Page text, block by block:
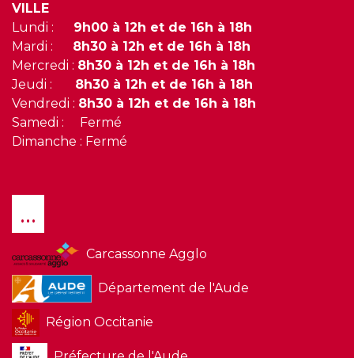
VILLE
Lundi :
9h00 à 12h et de 16h à 18h
Mardi :
8h30 à 12h et de 16h à 18h
Mercredi : 8h30 à 12h et de 16h à 18h
Jeudi :
8h30 à 12h et de 16h à 18h
Vendredi : 8h30 à 12h et de 16h à 18h
Samedi : Fermé
Dimanche : Fermé
...
Carcassonne Agglo
Département de l'Aude
Région Occitanie